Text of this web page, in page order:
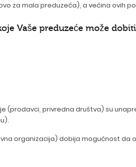
za mala preduzeća), a većina ovih
Vaše preduzeće može
(prodavci, privredna društva) su
organizacija) dobija mogućnost da